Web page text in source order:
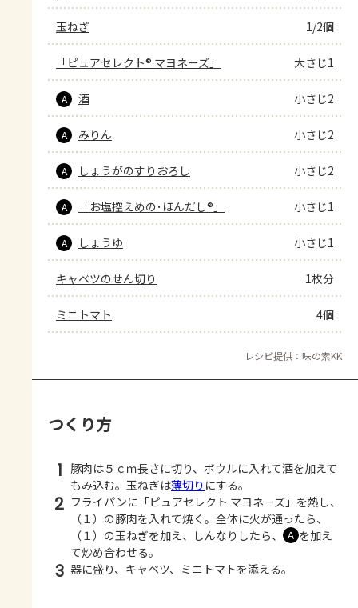
玉ねぎ 1/2個
「ピュアセレクト® マヨネーズ」 大さじ1
A 酒 小さじ2
A みりん 小さじ2
A しょうがのすりおろし 小さじ2
A 「お塩控えめの･ほんだし®」 小さじ1
A しょうゆ 小さじ1
キャベツのせん切り 1枚分
ミニトマト 4個
レシピ提供：味の素KK
つくり方
1 豚肉は５ｃｍ長さに切り、ボウルに入れて酒を加えて
もみ込む。玉ねぎは薄切り にする。
2 フライパンに「ピュアセレクト マヨネーズ」を熱し、
（１）の豚肉を入れて焼く。全体に火が通ったら、
（１）の玉ねぎを加え、しんなりしたら、
Ａ を加え
て炒め合わせる。
3 器に盛り、キャベツ、ミニトマトを添える。